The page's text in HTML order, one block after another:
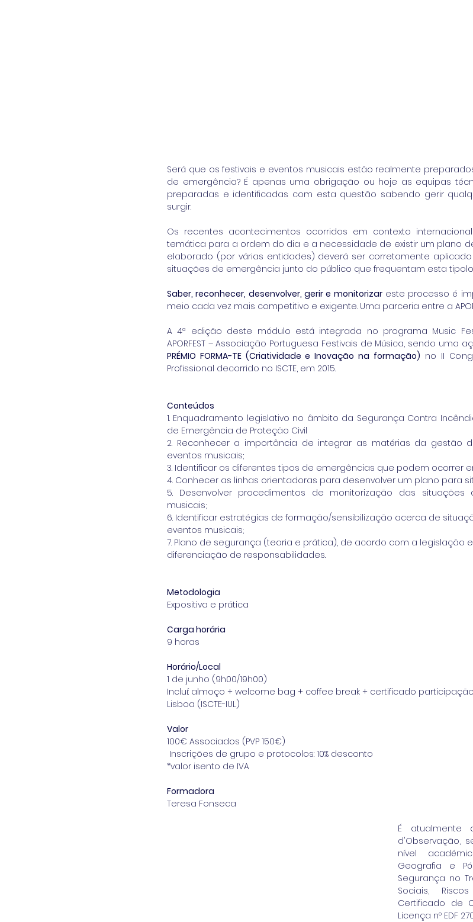
Será que os festivais e eventos musicais estão realmente
de emergência? É apenas uma obrigação ou hoje as equipas
preparadas e identificadas com esta questão sabendo gerir
surgir.
Os recentes acontecimentos ocorridos em contexto
temática para a ordem do dia e a necessidade de existir um plano
elaborado (por várias entidades) deverá ser corretamente
situações de emergência junto do público que frequentam esta
Saber, reconhecer, desenvolver, gerir e monitorizar este processo é
meio cada vez mais competitivo e exigente. Uma parceria entre a
A 4ª edição deste módulo está integrada no programa Music
PRÉMIO FORMA-TE (Criatividade e Inovação na formação) no II
Profissional decorrido no ISCTE, em 2015.
Conteúdos
1. Enquadramento legislativo no âmbito da Segurança Contra
de Emergência de Proteção Civil
2. Reconhecer a importância de integrar as matérias da gestão
eventos musicais;
3. Identificar os diferentes tipos de emergências que podem ocorrer
4. Conhecer as linhas orientadoras para desenvolver um plano para
5. Desenvolver procedimentos de monitorização das
musicais;
6. Identificar estratégias de formação/sensibilização acerca de
eventos musicais;
7. Plano de segurança (teoria e prática), de acordo com a legislação
diferenciação de responsabilidades.
Metodologia
Expositiva e prática
Carga horária
9 horas
Horário/Local
1 de junho (9h00/19h00)
Incluí: almoço + welcome bag + coffee break + certificado participação
Lisboa (ISCTE-IUL)
Valor
100€ Associados (PVP 150€)
Inscrições de grupo e protocolos: 10% desconto
*valor isento de IVA
Formadora
Teresa Fonseca
É atualmente
d'Observação,
nível
Geografia e
Segurança no
Sociais,
Certificado de
Licença nº EDF